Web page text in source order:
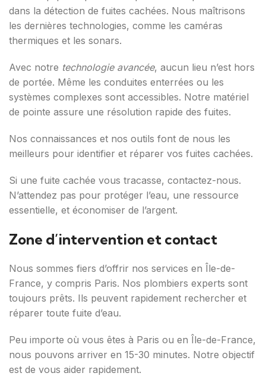
dans la détection de fuites cachées. Nous maîtrisons
les dernières technologies, comme les caméras
thermiques et les sonars.
Avec notre technologie avancée, aucun lieu n’est hors
de portée. Même les conduites enterrées ou les
systèmes complexes sont accessibles. Notre matériel
de pointe assure une résolution rapide des fuites.
Nos connaissances et nos outils font de nous les
meilleurs pour identifier et réparer vos fuites cachées.
Si une fuite cachée vous tracasse, contactez-nous.
N’attendez pas pour protéger l’eau, une ressource
essentielle, et économiser de l’argent.
Zone d’intervention et contact
Nous sommes fiers d’offrir nos services en Île-de-
France, y compris Paris. Nos plombiers experts sont
toujours prêts. Ils peuvent rapidement rechercher et
réparer toute fuite d’eau.
Peu importe où vous êtes à Paris ou en Île-de-France,
nous pouvons arriver en 15-30 minutes. Notre objectif
est de vous aider rapidement.